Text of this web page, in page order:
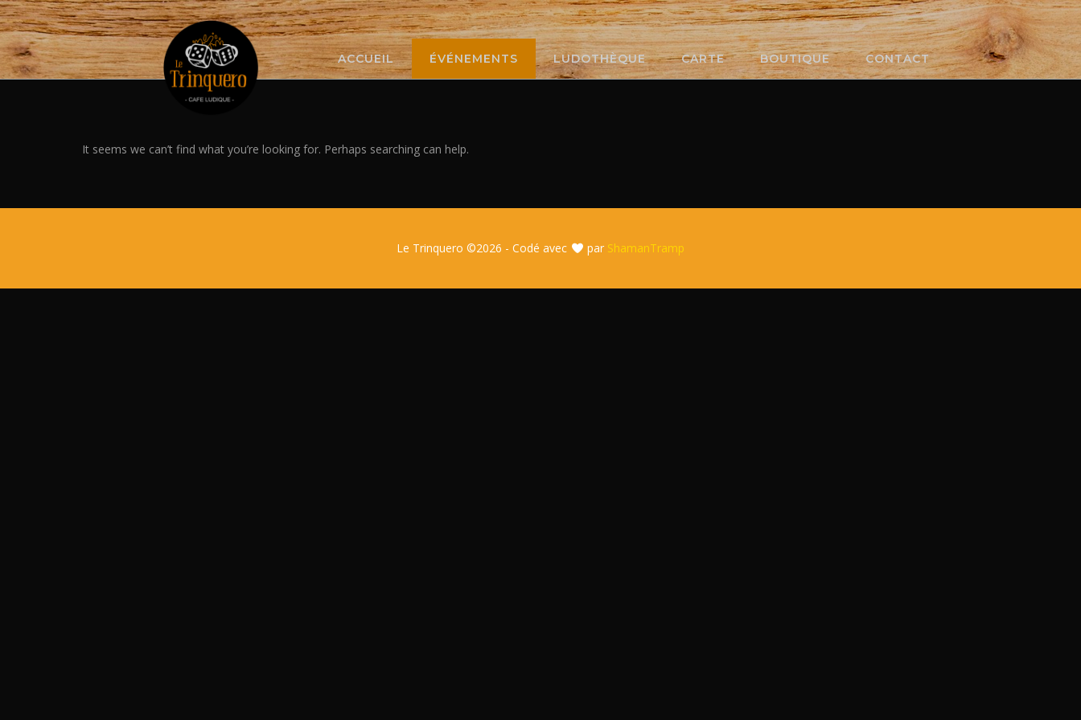
Skip
to
content
ACCUEIL ÉVÉNEMENTS LUDOTHÈQUE CARTE BOUTIQUE CONTACT
It seems we can’t find what you’re looking for. Perhaps searching can help.
Le Trinquero ©2026 - Codé avec par ShamanTramp